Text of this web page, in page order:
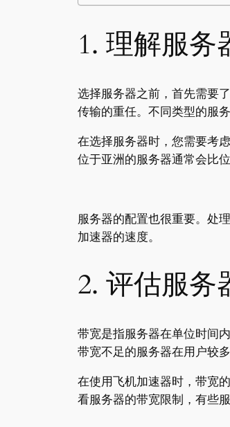
1. 理解服务
选择服务器之前，首先需要
传输的重任。不同类型的服
在选择服务器时，您需要考
位于亚洲的服务器通常会比
服务器的配置也很重要。处
加速器的速度。
2. 评估服务
带宽是指服务器在单位时间
带宽不足的服务器在用户较
在使用飞机加速器时，带宽
看服务器的带宽限制，有些